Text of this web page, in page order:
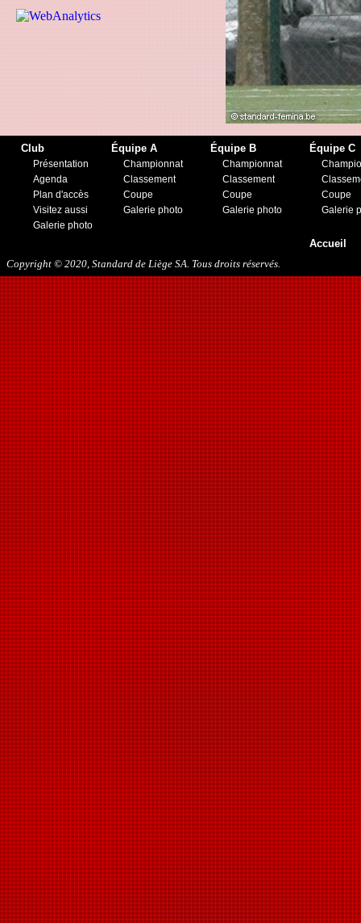
14/12/2019
Club
Présentation
Agenda
Plan d'accès
Visitez aussi
Galerie photo
Équipe A
Championnat
Classement
Coupe
Galerie photo
Équipe B
Championnat
Classement
Coupe
Galerie photo
Équipe C
Coupe
Galerie
Accueil
Copyright © 2020, Standard de Liège SA. Tous droits réservés.